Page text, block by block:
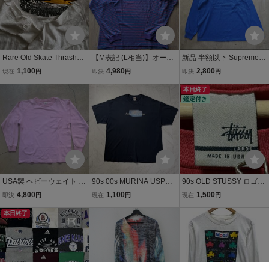
Rare Old Skate Thrasher
Magazine Hot Rod ホット
ー スケート ハーレー US
A 80s 90s
現在 1,100 円
【M表記 (L相当)】オール
ドギャップ マルチボーダ
紫赤長袖Tシャツ ビンテ
ージ
即決 4,980 円
新品 半額以下 Supreme
シュプリーム M 無地 ロン
袖 Tシャツ 青 メンズ USA
製 トップス 長袖Tシャツ
長袖ロンT
即決 2,800 円
USA製 ヘビーウェイト C
OTTON COUNTY 細ボー
S/ロンtポケtヘビーオンス
millerミラーgood wearca
mberキャンバー90s
即決 4,800 円
90s 00s MURINA USPS P
riority Mail Tシャツ 2XL
郵便企業ロゴ 企業T ワー
クT vintage 古着 Fade
現在 1,100 円
本日終了
鑑定付き
90s OLD STUSSY ロゴプ
リント Tシャツ L 赤 USA
テューシー オールドスケ
ート アーカイブ
現在 1,500 円
本日終了